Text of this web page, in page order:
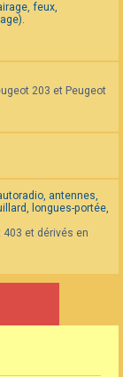
feux,
203 et Peugeot
antennes,
longues-portée,
et dérivés en